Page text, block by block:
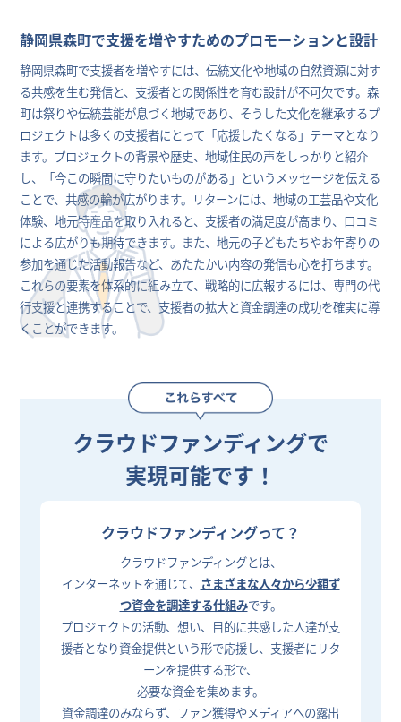
静岡県森町で支援を増やすためのプロモーションと設計
静岡県森町で支援者を増やすには、伝統文化や地域の自然資源に対す
る共感を生む発信と、支援者との関係性を育む設計が不可欠です。森
町は祭りや伝統芸能が息づく地域であり、そうした文化を継承するプ
ロジェクトは多くの支援者にとって「応援したくなる」テーマとなり
ます。プロジェクトの背景や歴史、地域住民の声をしっかりと紹介
し、「今この瞬間に守りたいものがある」というメッセージを伝える
ことで、共感の輪が広がります。リターンには、地域の工芸品や文化
体験、地元特産品を取り入れると、支援者の満足度が高まり、口コミ
による広がりも期待できます。また、地元の子どもたちやお年寄りの
参加を通じた活動報告など、あたたかい内容の発信も心を打ちます。
これらの要素を体系的に組み立て、戦略的に広報するには、専門の代
行支援と連携することで、支援者の拡大と資金調達の成功を確実に導
くことができます。
クラウドファンディングで
実現可能です！
クラウドファンディングって？
クラウドファンディングとは、
インターネットを通じて、 さまざまな人々から少額ず
つ資金を調達する仕組みです。
プロジェクトの活動、想い、目的に共感した人達が支
援者となり資金提供という形で応援し、支援者にリタ
ーンを提供する形で、
必要な資金を集めます。
資金調達のみならず、ファン獲得やメディアへの露出